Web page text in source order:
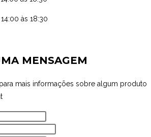
às 18:30
MENSAGEM
mais informações sobre algum produto